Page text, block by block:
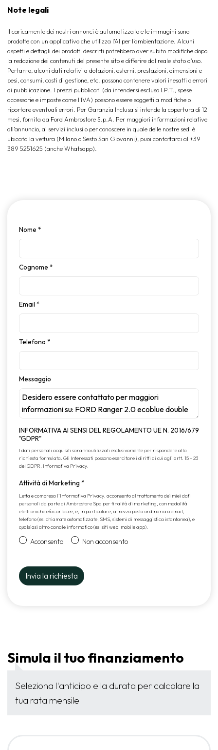
Note legali
Il caricamento dei nostri annunci è automatizzato e le immagini sono
prodotte con un applicativo che utilizza l’AI per l‘ambientazione. Alcuni
aspetti e dettagli dei prodotti descritti potrebbero aver subito modifiche dopo
la redazione dei contenuti del presente sito e differire dal reale stato d’uso.
Pertanto, alcuni dati relativi a dotazioni, esterni, prestazioni, dimensioni e
pesi, consumi, costi di gestione, etc. possono contenere valori inesatti o errori
di pubblicazione. I prezzi pubblicati (da intendersi escluso I.P.T., spese
accessorie e imposte come l'IVA) possono essere soggetti a modifiche o
riportare eventuali errori. Per Garanzia Inclusa si intende la copertura di 12
mesi, fornita da Ford Ambrostore S.p.A. Per maggiori informazioni relative
all'annuncio, ai servizi inclusi o per conoscere in quale delle nostre sedi è
ubicata la vettura (Milano o Sesto San Giovanni), puoi contattarci al +39
389 5251625 (anche Whatsapp).
Nome *
Cognome *
Email *
Telefono *
Messaggio
INFORMATIVA AI SENSI DEL REGOLAMENTO UE N. 2016/679
"GDPR"
I dati personali acquisiti saranno utilizzati esclusivamente per rispondere alla
richiesta formulata. Gli Interessati possono esercitare i diritti di cui agli artt. 15 - 23
del GDPR. Informativa Privacy.
Attività di Marketing *
Letta e compresa l’Informativa Privacy, acconsento al trattamento dei miei dati
personali da parte di Ambrostore Spa per finalità di marketing, con modalità
elettroniche e/o cartacee, e, in particolare, a mezzo posta ordinaria o email,
telefono (es. chiamate automatizzate, SMS, sistemi di messaggistica istantanea), e
qualsiasi altro canale informatico (es. siti web, mobile app).
Acconsento Non acconsento
Simula il tuo finanziamento
Seleziona l'anticipo e la durata per calcolare la
tua rata mensile